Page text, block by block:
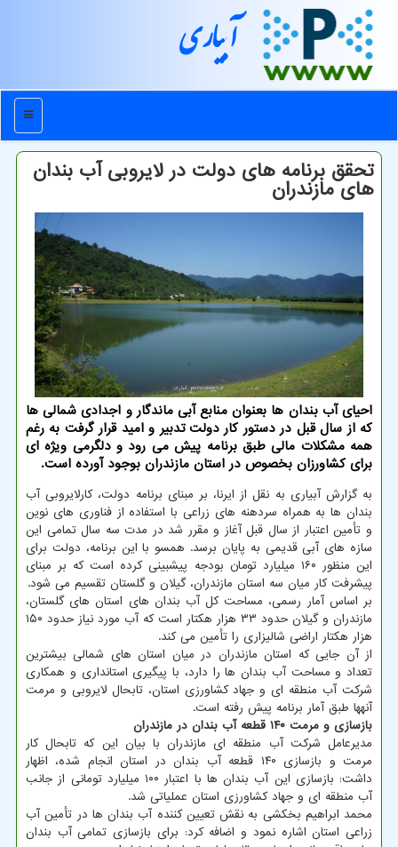
آبیاری
منو
تحقق برنامه های دولت در لایروبی آب بندان
های مازندران
احیای آب بندان ها بعنوان منابع آبی ماندگار و اجدادی شمالی ها
كه از سال قبل در دستور كار دولت تدبیر و امید قرار گرفت به رغم
همه مشكلات مالی طبق برنامه پیش می رود و دلگرمی ویژه ای
برای كشاورزان بخصوص در استان مازندران بوجود آورده است.
به گزارش آبیاری به نقل از ایرنا، بر مبنای برنامه دولت، کارلایروبی آب
بندان ها به همراه سردهنه های زراعی با استفاده از فناوری های نوین
و تأمین اعتبار از سال قبل آغاز و مقرر شد در مدت سه سال تمامی این
سازه های آبی قدیمی به پایان برسد. همسو با این برنامه، دولت برای
این منظور ۱۶۰ میلیارد تومان بودجه پیشبینی کرده است که بر مبنای
پیشرفت کار میان سه استان مازندران، گیلان و گلستان تقسیم می شود.
بر اساس آمار رسمی، مساحت کل آب بندان های استان های گلستان،
مازندران و گیلان حدود ۳۳ هزار هکتار است که آب مورد نیاز حدود ۱۵۰
هزار هکتار اراضی شالیزاری را تأمین می کند.
از آن جایی که استان مازندران در میان استان های شمالی بیشترین
تعداد و مساحت آب بندان ها را دارد، با پیگیری استانداری و همکاری
شرکت آب منطقه ای و جهاد کشاورزی استان، تابحال لایروبی و مرمت
آنهها طبق آمار برنامه پیش رفته است.
بازسازی و مرمت ۱۴۰ قطعه آب بندان در مازندران
مدیرعامل شرکت آب منطقه ای مازندران با بیان این که تابحال کار
مرمت و بازسازی ۱۴۰ قطعه آب بندان در استان انجام شده، اظهار
داشت: بازسازی این آب بندان ها با اعتبار ۱۰۰ میلیارد تومانی از جانب
آب منطقه ای و جهاد کشاورزی استان عملیاتی شد.
محمد ابراهیم بخکشی به نقش تعیین کننده آب بندان ها در تأمین آب
زراعی استان اشاره نمود و اضافه کرد: برای بازسازی تمامی آب بندان